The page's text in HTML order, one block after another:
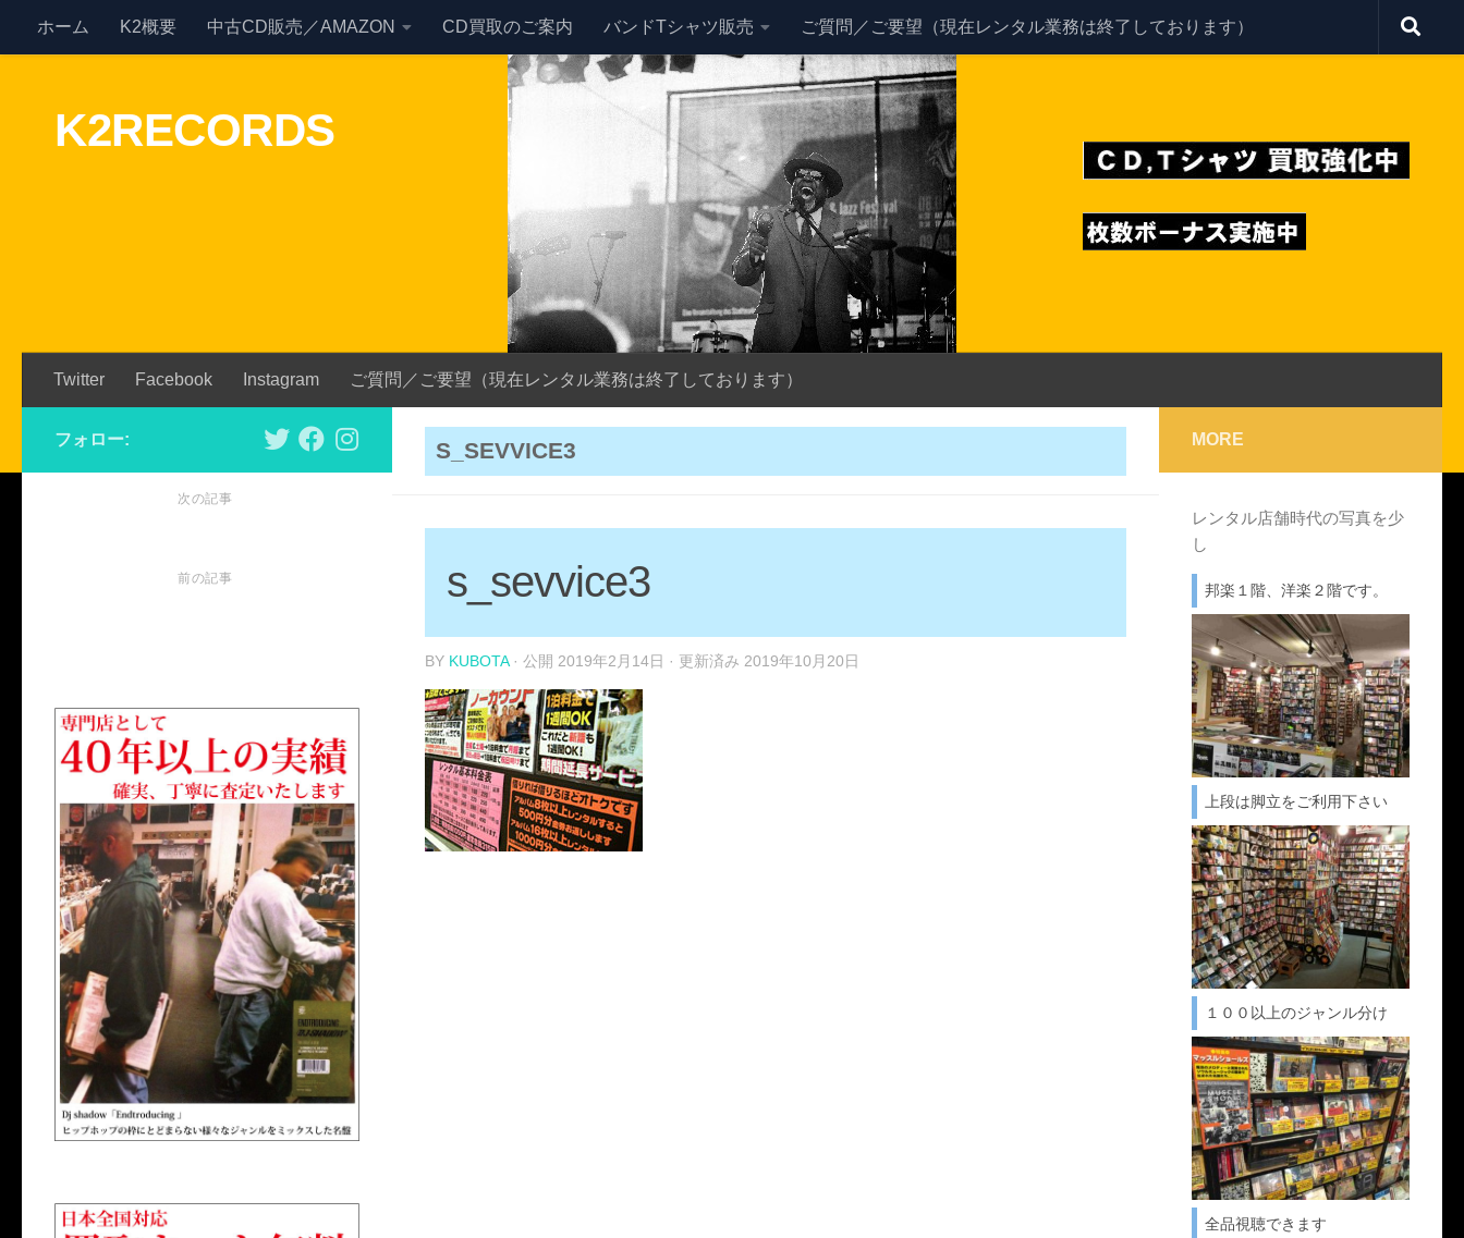
Skip to content
ホーム K2概要 中古CD販売／AMAZON CD買取のご案内 バンドTシャツ販売 ご質問／ご要望（現在レンタル業務は終了しております）
K2RECORDS
Twitter Facebook Instagram ご質問／ご要望（現在レンタル業務は終了しております）
S_SEVVICE3
s_sevvice3
BY KUBOTA · 公開 2019年2月14日 · 更新済み 2019年10月20日
フォロー:
次の記事
前の記事
MORE
レンタル店舗時代の写真を少
し
邦楽１階、洋楽２階です。
上段は脚立をご利用下さい
１００以上のジャンル分け
全品視聴できます